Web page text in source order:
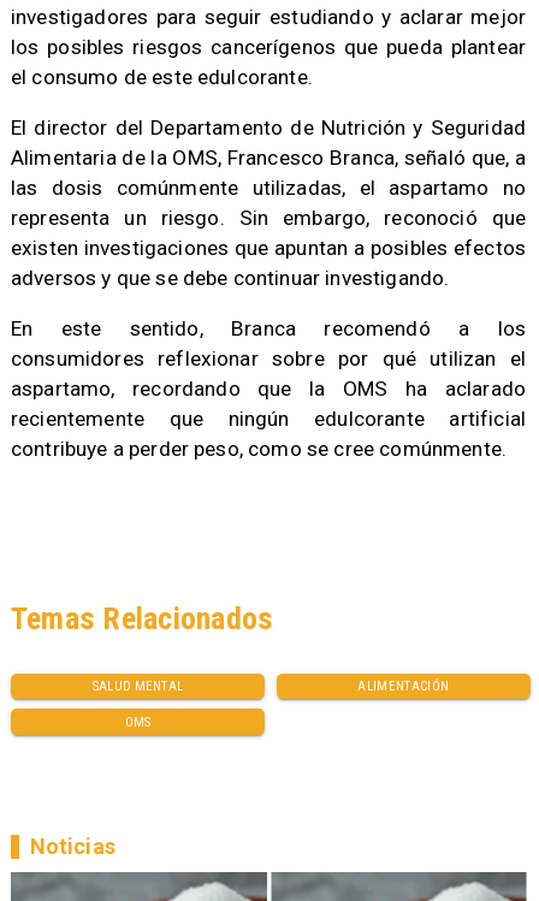
investigadores para seguir estudiando y aclarar mejor
los posibles riesgos cancerígenos que pueda plantear
el consumo de este edulcorante.
El director del Departamento de Nutrición y Seguridad
Alimentaria de la OMS, Francesco Branca, señaló que, a
las dosis comúnmente utilizadas, el aspartamo no
representa un riesgo. Sin embargo, reconoció que
existen investigaciones que apuntan a posibles efectos
adversos y que se debe continuar investigando.
En este sentido, Branca recomendó a los
consumidores reflexionar sobre por qué utilizan el
aspartamo, recordando que la OMS ha aclarado
recientemente que ningún edulcorante artificial
contribuye a perder peso, como se cree comúnmente.
SALUD MENTAL ALIMENTACIÓN
OMS
Temas Relacionados
Noticias